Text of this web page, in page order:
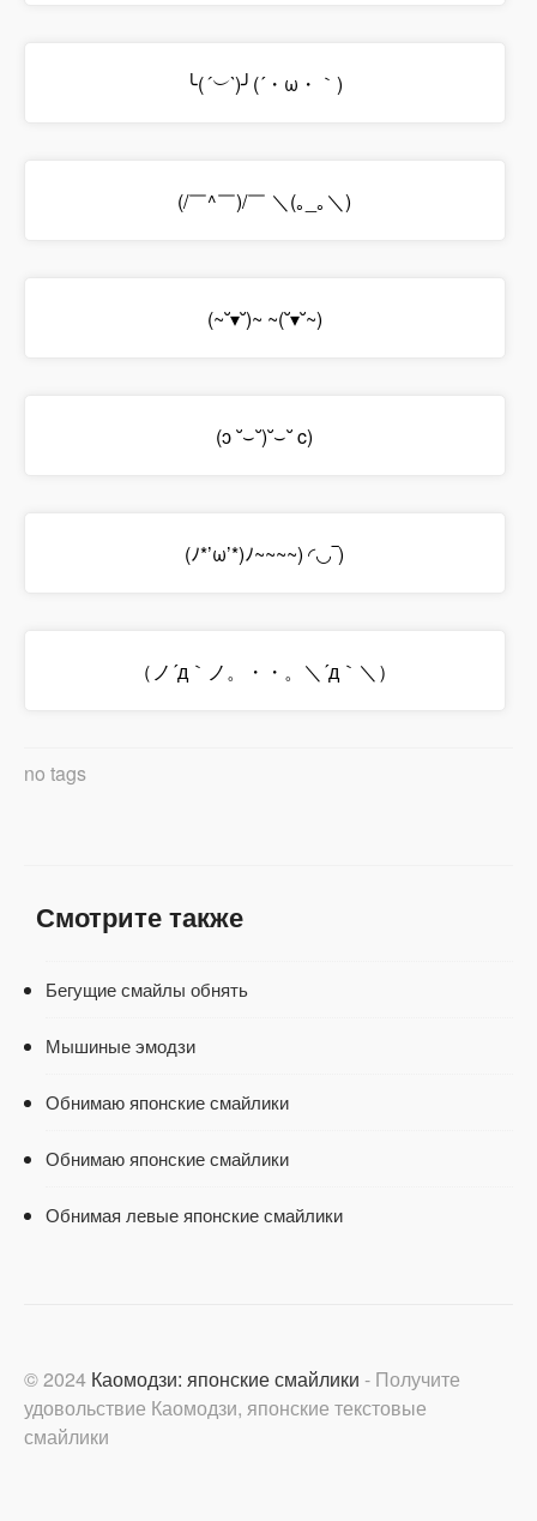
╰(´︶`)╯(´・ω・｀)
(/￣^￣)/￣ ＼(｡_｡＼)
(~˘▾˘)~ ~(˘▾˘~)
(ɔ ˘⌣˘)˘⌣˘ c)
(ﾉ*’ω’*)ﾉ~~~~) ◜◡‾)
（ノ´д｀ノ。・・。＼´д｀＼）
no tags
Смотрите также
Бегущие смайлы обнять
Мышиные эмодзи
Обнимаю японские смайлики
Обнимаю японские смайлики
Обнимая левые японские смайлики
© 2024 Каомодзи: японские смайлики - Получите
удовольствие Каомодзи, японские текстовые
смайлики